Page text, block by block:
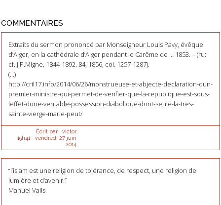
COMMENTAIRES
Extraits du sermon prononcé par Monseigneur Louis Pavy, évêque
d’Alger, en la cathédrale d’Alger pendant le Carême de … 1853. – (ru;
cf. J.P.Migne, 1844-1892. 84, 1856, col. 1257-1287).
(...)
http://cril17.info/2014/06/26/monstrueuse-et-abjecte-declaration-dun-
premier-ministre-qui-permet-de-verifier-que-la-republique-est-sous-
leffet-dune-veritable-possession-diabolique-dont-seule-la-tres-
sainte-vierge-marie-peut/
Écrit par : victor
15h41 - vendredi 27 juin
2014
“l’islam est une religion de tolérance, de respect, une religion de
lumière et d’avenir.”
Manuel Valls